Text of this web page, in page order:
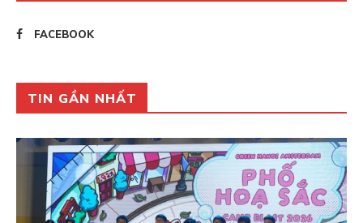
FACEBOOK
TIN GẦN NHẤT